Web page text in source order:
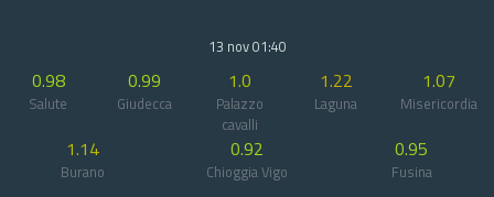
13 nov 01:40
0.98
Salute
0.99
Giudecca
1.0
Palazzo
cavalli
1.22
Laguna
1.07
Misericordia
1.14
Burano
0.92
Chioggia Vigo
0.95
Fusina